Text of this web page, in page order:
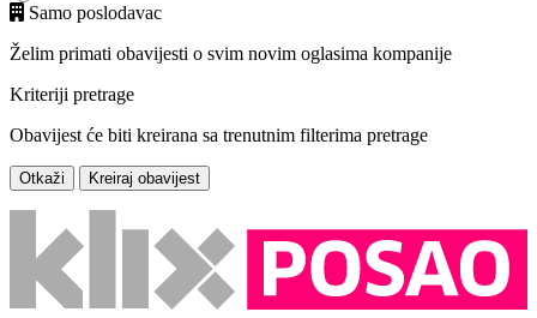
Samo poslodavac
Želim primati obavijesti o svim novim oglasima kompanije
Kriteriji pretrage
Obavijest će biti kreirana sa trenutnim filterima pretrage
Otkaži Kreiraj obavijest